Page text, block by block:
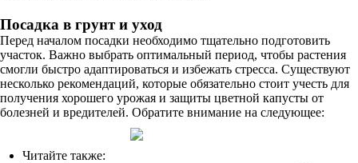
Посадка в грунт и уход
Перед началом посадки необходимо тщательно подготовить
участок. Важно выбрать оптимальный период, чтобы растения
смогли быстро адаптироваться и избежать стресса. Существуют
несколько рекомендаций, которые обязательно стоит учесть для
получения хорошего урожая и защиты цветной капусты от
болезней и вредителей. Обратите внимание на следующее:
Читайте также: